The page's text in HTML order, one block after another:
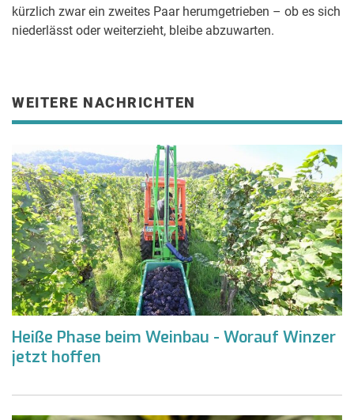
kürzlich zwar ein zweites Paar herumgetrieben – ob es sich
niederlässt oder weiterzieht, bleibe abzuwarten.
WEITERE NACHRICHTEN
Heiße Phase beim Weinbau - Worauf Winzer
jetzt hoffen